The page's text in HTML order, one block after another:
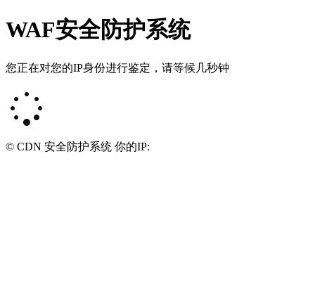
WAF安全防护系统
您正在对您的IP身份进行鉴定，请等候几秒钟
© CDN 安全防护系统 你的IP: